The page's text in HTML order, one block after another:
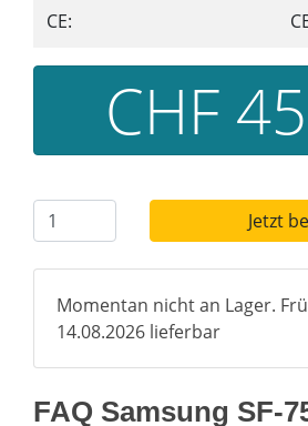
CE:
CHF
Jetzt
Momentan nicht an Lager.
14.08.2026 lieferbar
FAQ Samsung SF-